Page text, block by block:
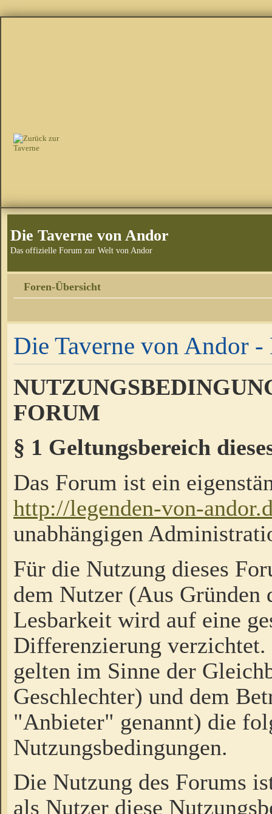
Die Taverne von Andor
Das offizielle Forum zur Welt von Andor
Foren-Übersicht
Die Taverne von Andor -
FORUM
§ 1 Geltungsbereich
Das Forum ist ein
http://legenden-von-
unabhängigen
Für die Nutzung dieses
dem Nutzer (Aus Gründen
Lesbarkeit wird auf eine
Differenzierung
gelten im Sinne der
Geschlechter) und dem
"Anbieter" genannt) die
Nutzungsbedingungen.
Die Nutzung des Forums
als Nutzer diese